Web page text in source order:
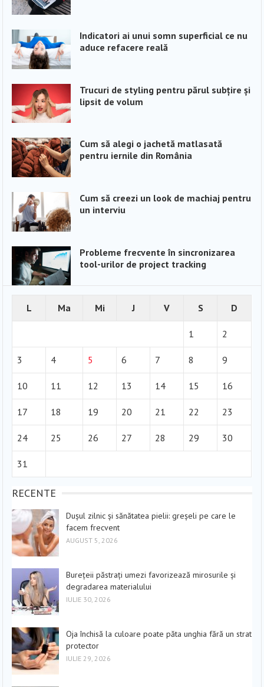
Indicatori ai unui somn superficial ce nu
aduce refacere reală
Trucuri de styling pentru părul subțire și
lipsit de volum
Cum să alegi o jachetă matlasată
pentru iernile din România
Cum să creezi un look de machiaj pentru
un interviu
Probleme frecvente în sincronizarea
tool-urilor de project tracking
L Ma Mi J V S D
1 2
3 4 5 6 7 8 9
10 11 12 13 14 15 16
17 18 19 20 21 22 23
24 25 26 27 28 29 30
31
RECENTE
Dușul zilnic și sănătatea pielii: greșeli pe care le
facem frecvent
AUGUST 5, 2026
Burețeii păstrați umezi favorizează mirosurile și
degradarea materialului
IULIE 30, 2026
Oja închisă la culoare poate păta unghia fără un strat
protector
IULIE 29, 2026